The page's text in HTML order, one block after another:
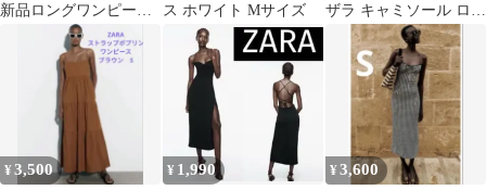
新品ロングワンピー
ス 雑誌掲載品マキシ
ワンピース
ス ホワイト Mサイズ
ザラ キャミソール ロン
グワンピース
¥3,500 ¥ 1,990 ¥3,600